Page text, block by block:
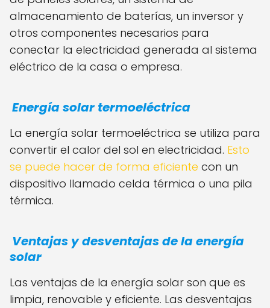
almacenamiento de baterías, un inversor y
otros componentes necesarios para
conectar la electricidad generada al sistema
eléctrico de la casa o empresa.
Energía solar termoeléctrica
La energía solar termoeléctrica se utiliza para
convertir el calor del sol en electricidad. Esto
se puede hacer de forma eficiente con un
dispositivo llamado celda térmica o una pila
térmica.
Ventajas y desventajas de la energía
solar
Las ventajas de la energía solar son que es
limpia, renovable y eficiente. Las desventajas